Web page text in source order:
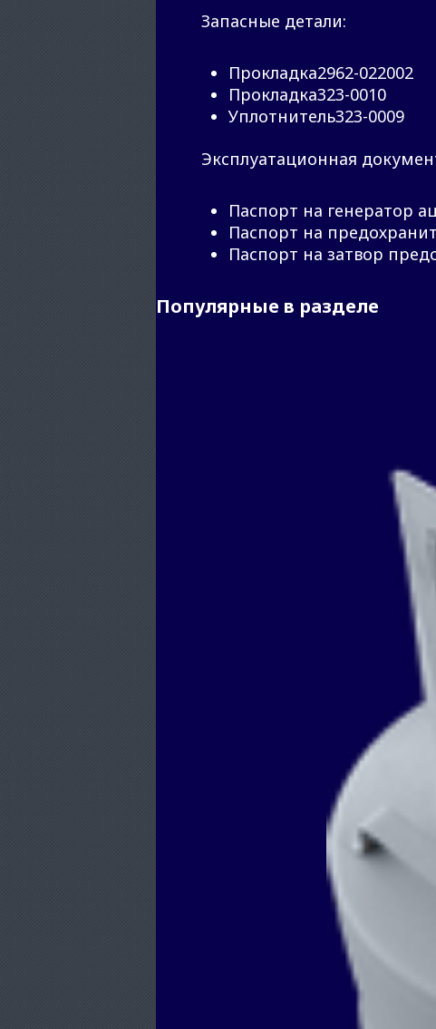
Запасные детали:
Прокладка2962-022002
Прокладка323-0010
Уплотнитель323-0009
Эксплуатационная
Паспорт на генератор
Паспорт на
Паспорт на затвор
Популярные в разделе